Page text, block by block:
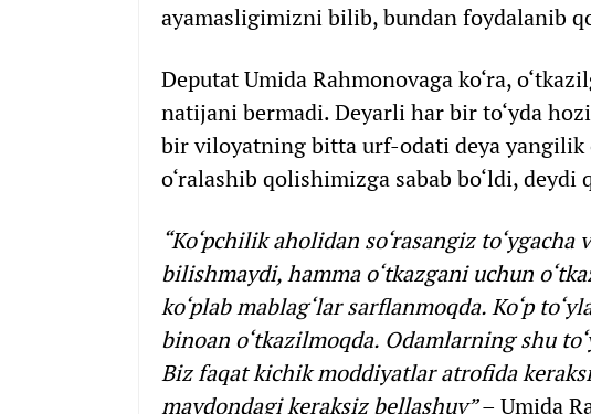
ayamasligimizni bilib, bundan foydalanib
Deputat Umida Rahmonovaga ko‘ra,
natijani bermadi. Deyarli har bir to‘yda
bir viloyatning bitta urf-odati deya yangilik
o‘ralashib qolishimizga sabab bo‘ldi, deydi
“Ko‘pchilik aholidan so‘rasangiz
bilishmaydi, hamma o‘tkazgani uchun
ko‘plab mablag‘lar sarflanmoqda. Ko‘p
binoan o‘tkazilmoqda. Odamlarning shu
Biz faqat kichik moddiyatlar atrofida
maydondagi keraksiz bellashuv”– Umida